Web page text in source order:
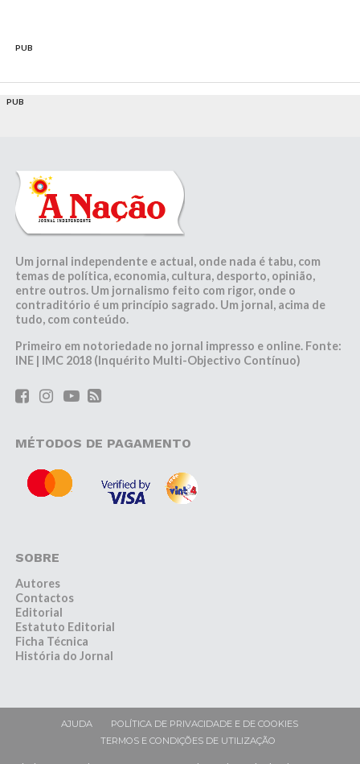
PUB
PUB
Um jornal independente e actual, onde nada é tabu, com
temas de política, economia, cultura, desporto, opinião,
entre outros. Um jornalismo feito com rigor, onde o
contraditório é um princípio sagrado. Um jornal, acima de
tudo, com conteúdo.
Primeiro em notoriedade no jornal impresso e online. Fonte:
INE | IMC 2018 (Inquérito Multi-Objectivo Contínuo)
MÉTODOS DE PAGAMENTO
SOBRE
Autores
Contactos
Editorial
Estatuto Editorial
Ficha Técnica
História do Jornal
AJUDA
POLÍTICA DE PRIVACIDADE E DE COOKIES
TERMOS E CONDIÇÕES DE UTILIZAÇÃO